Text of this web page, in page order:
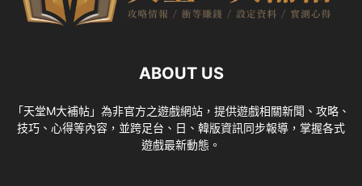
ABOUT US
「天堂M大補帖」為非官方之遊戲網站，提供遊戲相關新聞、攻略、
技巧、心得等內容，並跨足台、日、韓版資訊同步報導，掌握各式
遊戲最新動態。